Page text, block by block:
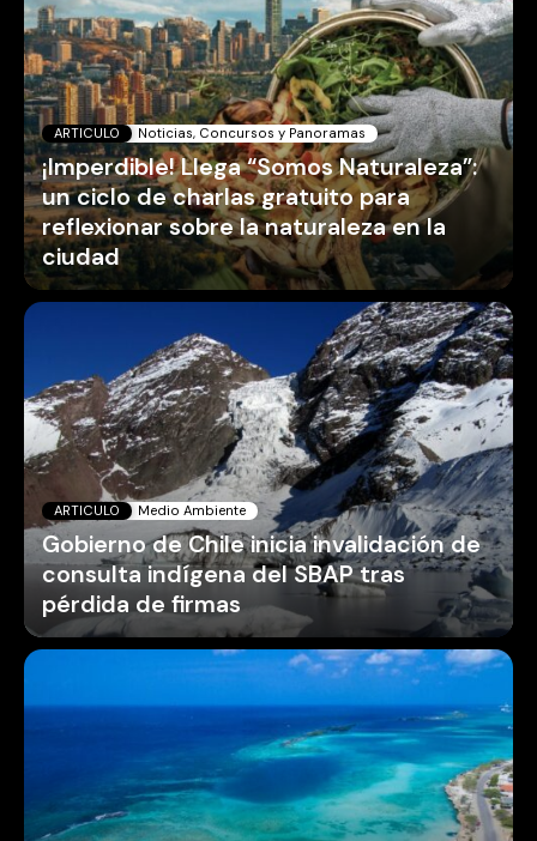
ARTICULO Noticias, Concursos y Panoramas
¡Imperdible! Llega “Somos Naturaleza”:
un ciclo de charlas gratuito para
reflexionar sobre la naturaleza en la
ciudad
ARTICULO Medio Ambiente
Gobierno de Chile inicia invalidación de
consulta indígena del SBAP tras
pérdida de firmas